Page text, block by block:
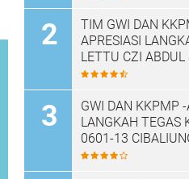
TIM GWI DAN
APRESIASI
LETTU CZI ABDUL
DAN KORAMIL
KENDARAAN
PUTIH
GWI DAN KKPMP -
LANGKAH TEGAS
0601-13
AMANKAN